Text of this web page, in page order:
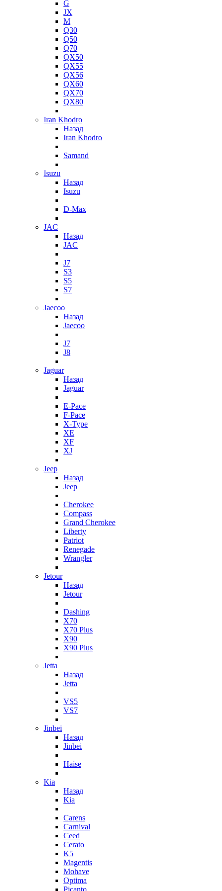
G
JX
M
Q30
Q50
Q70
QX50
QX55
QX56
QX60
QX70
QX80
Iran Khodro
Назад
Iran Khodro
Samand
Isuzu
Назад
Isuzu
D-Max
JAC
Назад
JAC
J7
S3
S5
S7
Jaecoo
Назад
Jaecoo
J7
J8
Jaguar
Назад
Jaguar
E-Pace
F-Pace
X-Type
XE
XF
XJ
Jeep
Назад
Jeep
Cherokee
Compass
Grand Cherokee
Liberty
Patriot
Renegade
Wrangler
Jetour
Назад
Jetour
Dashing
X70
X70 Plus
X90
X90 Plus
Jetta
Назад
Jetta
VS5
VS7
Jinbei
Назад
Jinbei
Haise
Kia
Назад
Kia
Carens
Carnival
Ceed
Cerato
K5
Magentis
Mohave
Optima
Picanto